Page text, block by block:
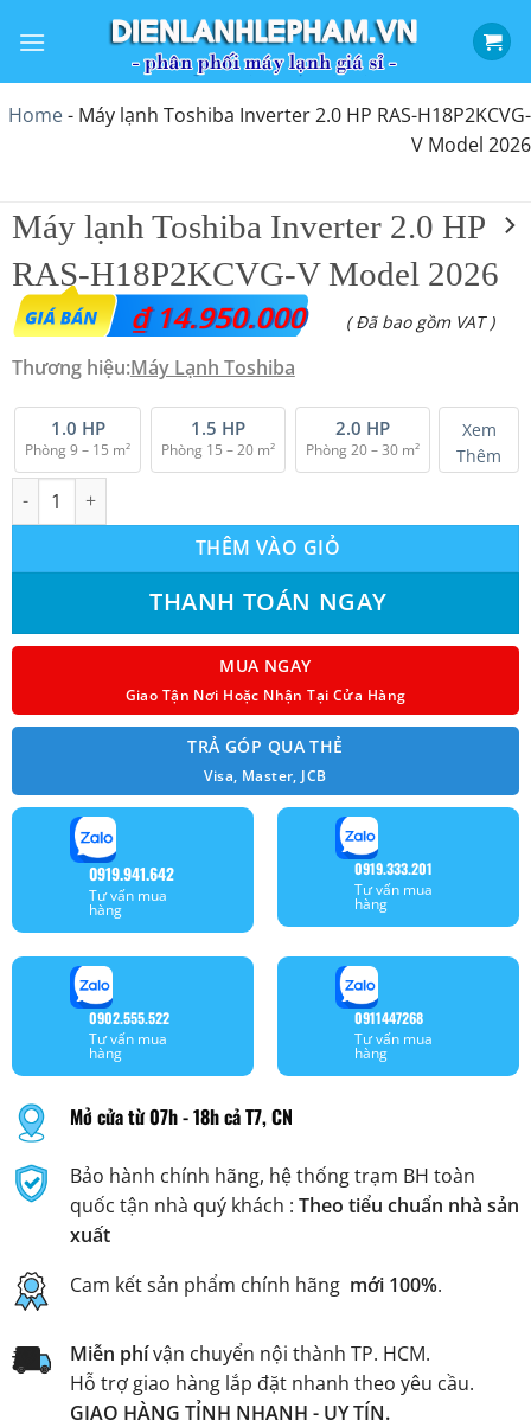
qua
dung
Home- Máy lạnh Toshiba Inverter 2.0 HP RAS-H18P2KCVG-
V Model 2026
Máy lạnh Toshiba Inverter 2.0 HP
RAS-H18P2KCVG-V Model 2026
₫14.950.000 ( Đã bao gồm VAT )
Thương hiệu:Máy Lạnh Toshiba
1.0 HP
Phòng 9 – 15 m²
1.5 HP
Phòng 15 – 20 m²
2.0 HP
Phòng 20 – 30 m²
Xem
Thêm
Máy lạnh Toshiba Inverter 2.0 HP RAS-H18P2KCVG-V Model
THÊM VÀO GIỎ
THANH TOÁN NGAY
MUA NGAY
Giao Tận Nơi Hoặc Nhận Tại Cửa Hàng
TRẢ GÓP QUA THẺ
Visa, Master, JCB
0919.941.642
Tư vấn mua
hàng
0919.333.201
Tư vấn mua
hàng
0902.555.522
Tư vấn mua
hàng
0911447268
Tư vấn mua
hàng
Mở cửa từ 07h - 18h cả T7, CN
Bảo hành chính hãng, hệ thống trạm BH toàn
quốc tận nhà quý khách : Theo tiểu chuẩn nhà sản
xuất
Cam kết sản phẩm chính hãng mới 100%.
Miễn phívận chuyển nội thành TP. HCM.
Hỗ trợ giao hàng lắp đặt nhanh theo yêu cầu.
GIAO HÀNG TỈNH NHANH - UY TÍN.